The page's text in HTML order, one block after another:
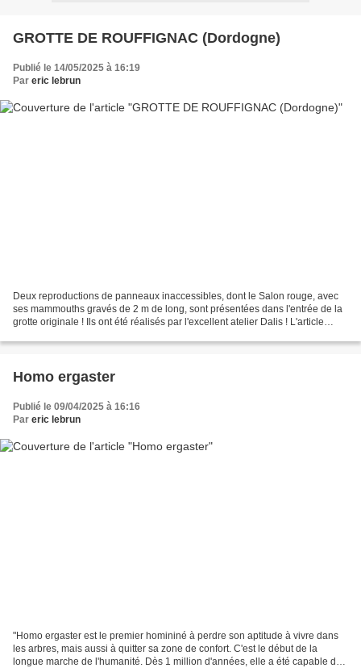
GROTTE DE ROUFFIGNAC (Dordogne)
Publié le 14/05/2025 à 16:19
Par eric lebrun
Deux reproductions de panneaux inaccessibles, dont le Salon rouge, avec
ses mammouths gravés de 2 m de long, sont présentées dans l'entrée de la
grotte originale ! Ils ont été réalisés par l'excellent atelier Dalis ! L'article
Homo ergaster
Publié le 09/04/2025 à 16:16
Par eric lebrun
"Homo ergaster est le premier homininé à perdre son aptitude à vivre dans
les arbres, mais aussi à quitter sa zone de confort. C'est le début de la
longue marche de l'humanité. Dès 1 million d'années, elle a été capable de